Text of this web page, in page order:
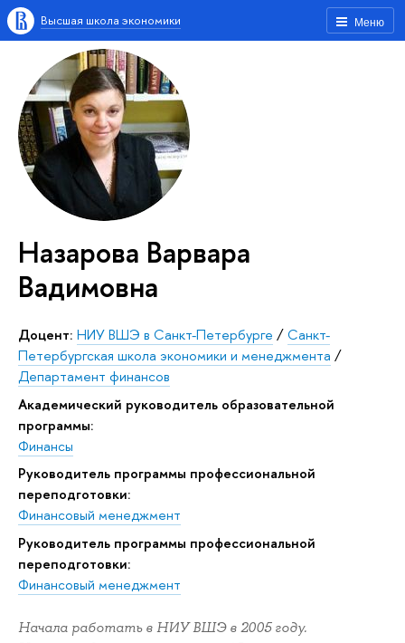
Меню
Высшая школа экономики
Назарова Варвара
Вадимовна
Доцент: НИУ ВШЭ в Санкт-Петербурге /Санкт-
Петербургская школа экономики и менеджмента /
Департамент финансов
Академический руководитель образовательной
программы:
Финансы
Руководитель программы профессиональной
переподготовки:
Финансовый менеджмент
Руководитель программы профессиональной
переподготовки:
Финансовый менеджмент
Начала работать в НИУ ВШЭ в 2005 году.